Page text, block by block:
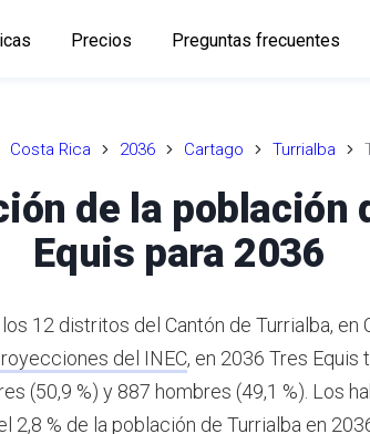
Precios Preguntas frecuentes
Costa Rica 2036 Cartago Turrialba
de la población
Equis para 2036
12 distritos del Cantón de Turrialba, en
del INEC, en 2036 Tres Equis
(50,9 %) y 887 hombres (49,1 %). Los
2,8 % de la población de Turrialba en